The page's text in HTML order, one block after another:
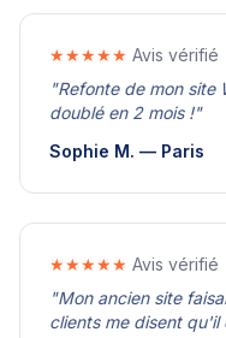
★★★★★ Avis vérifié
"Refonte de mon site
doublé en 2 mois !"
Sophie M. — Paris
★★★★★ Avis vérifié
"Mon ancien site
clients me disent